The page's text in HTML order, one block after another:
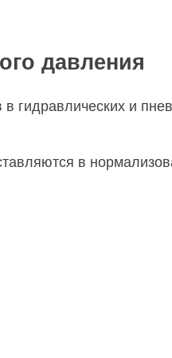
давления
гидравлических и
в